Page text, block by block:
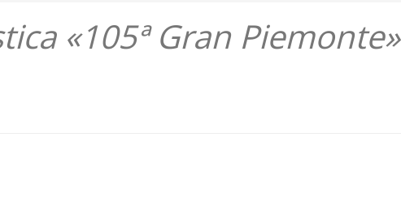
«105ª Gran Piemonte»